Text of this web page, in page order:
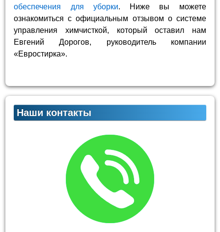
обеспечения для уборки. Ниже вы можете
ознакомиться с официальным отзывом о системе
управления химчисткой, который оставил нам
Евгений Дорогов, руководитель компании
«Евростирка».
Наши контакты